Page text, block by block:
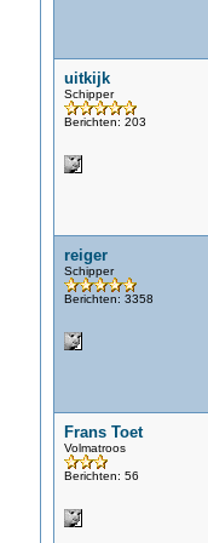
uitkijk
Schipper
Berichten: 203
reiger
Schipper
Berichten: 3358
Frans Toet
Volmatroos
Berichten: 56